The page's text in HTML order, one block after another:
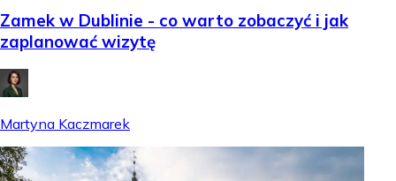
Zamek w Dublinie - co warto zobaczyć i jak
zaplanować wizytę
Martyna Kaczmarek